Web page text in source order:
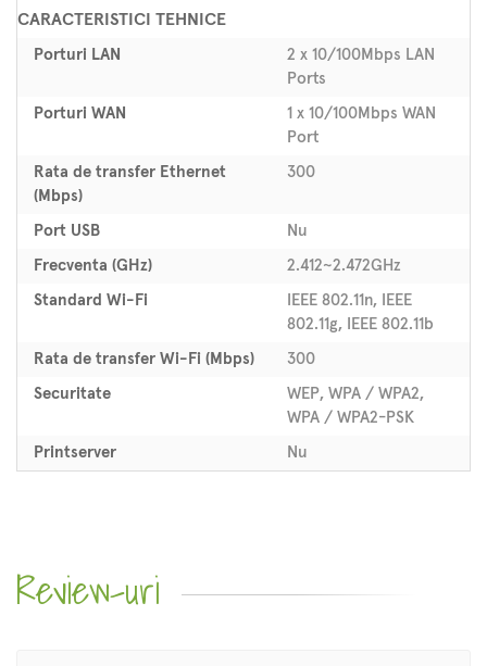
CARACTERISTICI TEHNICE
Porturi LAN
2 x 10/100Mbps LAN
Ports
Porturi WAN
1 x 10/100Mbps WAN
Port
Rata de transfer Ethernet
(Mbps)
300
Port USB Nu
Frecventa (GHz) 2.412~2.472GHz
Standard Wi-Fi
IEEE 802.11n, IEEE
802.11g, IEEE 802.11b
Rata de transfer Wi-Fi (Mbps) 300
Securitate
WEP, WPA / WPA2,
WPA / WPA2-PSK
Printserver Nu
Review-uri